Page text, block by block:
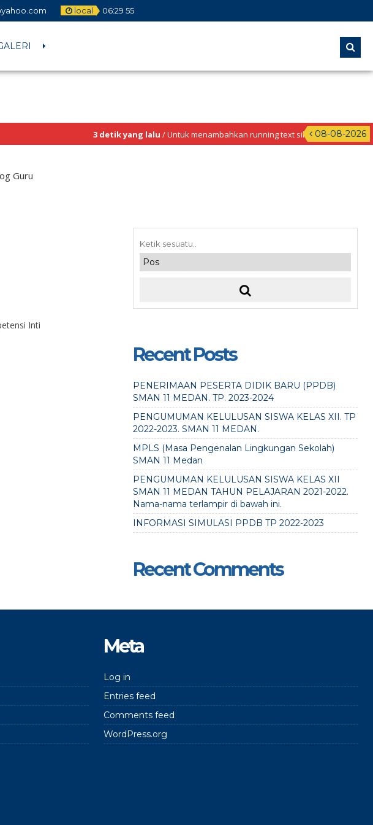
local 06:29 56
08-08-2026
3 detik yang lalu / Untuk menambahkan running text silahkan ke Dashboard
Guru
Inti
Recent Posts
PENERIMAAN PESERTA DIDIK BARU (PPDB)
SMAN 11 MEDAN. TP. 2023-2024
PENGUMUMAN KELULUSAN SISWA KELAS XII. TP
2022-2023. SMAN 11 MEDAN.
MPLS (Masa Pengenalan Lingkungan Sekolah)
SMAN 11 Medan
PENGUMUMAN KELULUSAN SISWA KELAS XII
SMAN 11 MEDAN TAHUN PELAJARAN 2021-2022.
Nama-nama terlampir di bawah ini.
INFORMASI SIMULASI PPDB TP 2022-2023
Recent Comments
Meta
Log in
Entries feed
Comments feed
WordPress.org